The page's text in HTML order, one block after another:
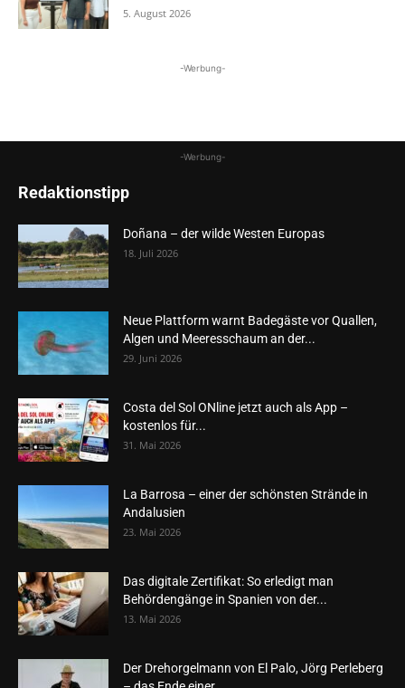
5. August 2026
-Werbung-
-Werbung-
Redaktionstipp
Doñana – der wilde Westen Europas
18. Juli 2026
Neue Plattform warnt Badegäste vor Quallen,
Algen und Meeresschaum an der...
29. Juni 2026
Costa del Sol ONline jetzt auch als App –
kostenlos für...
31. Mai 2026
La Barrosa – einer der schönsten Strände in
Andalusien
23. Mai 2026
Das digitale Zertifikat: So erledigt man
Behördengänge in Spanien von der...
13. Mai 2026
Der Drehorgelmann von El Palo, Jörg Perleberg